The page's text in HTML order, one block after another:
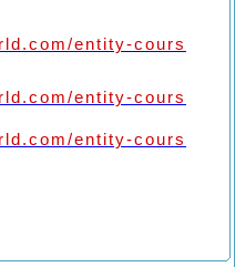
entity-cours
entity-cours
entity-cours